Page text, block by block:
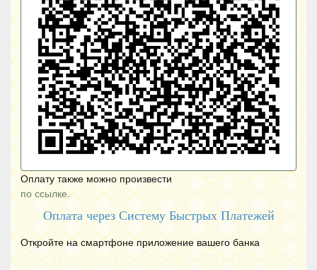
Оплату также можно произвести
по ссылке.
Оплата через Систему Быстрых Платежей
Откройте на смартфоне приложение вашего банка